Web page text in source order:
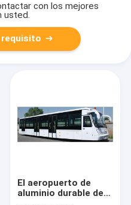
con los mejores
usted.
requisito
El aeropuerto de
aluminio durable de